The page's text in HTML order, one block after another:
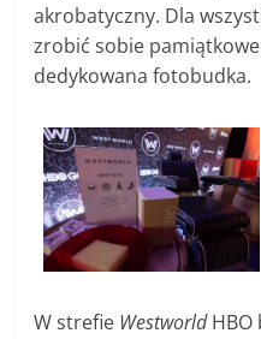
akrobatyczny. Dla
zrobić sobie
dedykowana fotobudka.
W strefie WestworldHBO